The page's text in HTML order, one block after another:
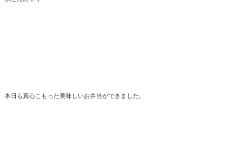
本日も真心こもった美味しいお弁当ができました。